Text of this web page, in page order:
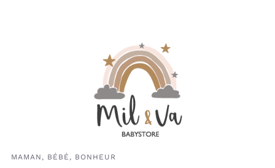
MAMAN, BÉBÉ, BONHEUR